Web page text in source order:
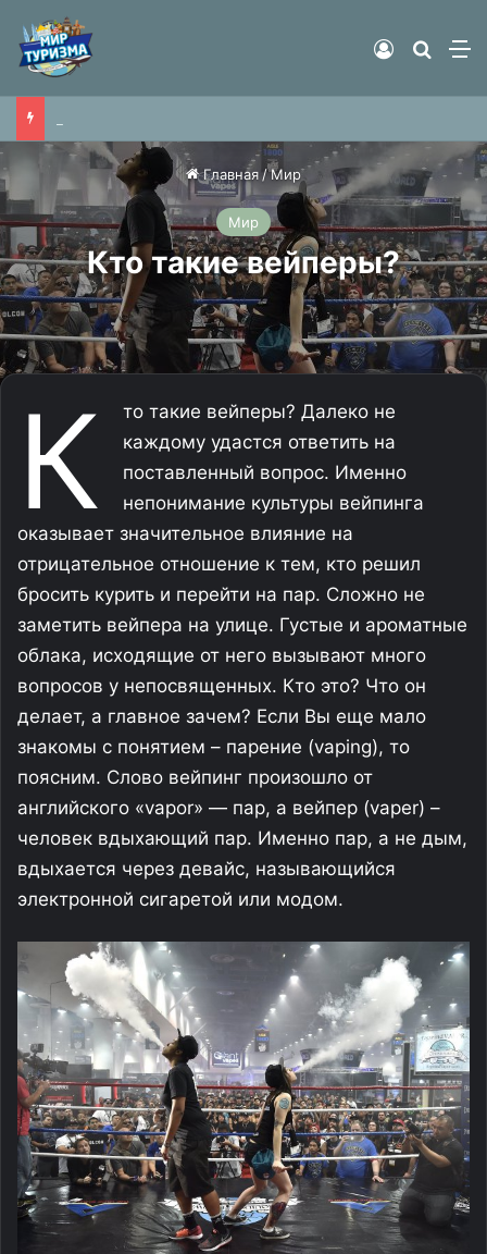
Найти
Войти
Главная/Мир
Мир
Кто такие вейперы?
К
то такие вейперы? Далеко не
каждому удастся ответить на
поставленный вопрос. Именно
непонимание культуры вейпинга
оказывает значительное влияние на
отрицательное отношение к тем, кто решил
бросить курить и перейти на пар. Сложно не
заметить вейпера на улице. Густые и ароматные
облака, исходящие от него вызывают много
вопросов у непосвященных. Кто это? Что он
делает, а главное зачем? Если Вы еще мало
знакомы с понятием – парение (vaping), то
поясним. Слово вейпинг произошло от
английского «vapor» — пар, а вейпер (vaper) –
человек вдыхающий пар. Именно пар, а не дым,
вдыхается через девайс, называющийся
электронной сигаретой или модом.